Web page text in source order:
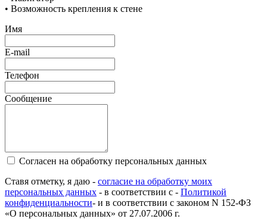
• Возможность крепления к стене
Имя
E-mail
Телефон
Сообщение
Согласен на обработку персональных данных
Ставя отметку, я даю - согласие на обработку моих
персональных данных - в соответствии с - Политикой
конфиденциальности- и в соответствии с законом N 152-ФЗ
«О персональных данных» от 27.07.2006 г.